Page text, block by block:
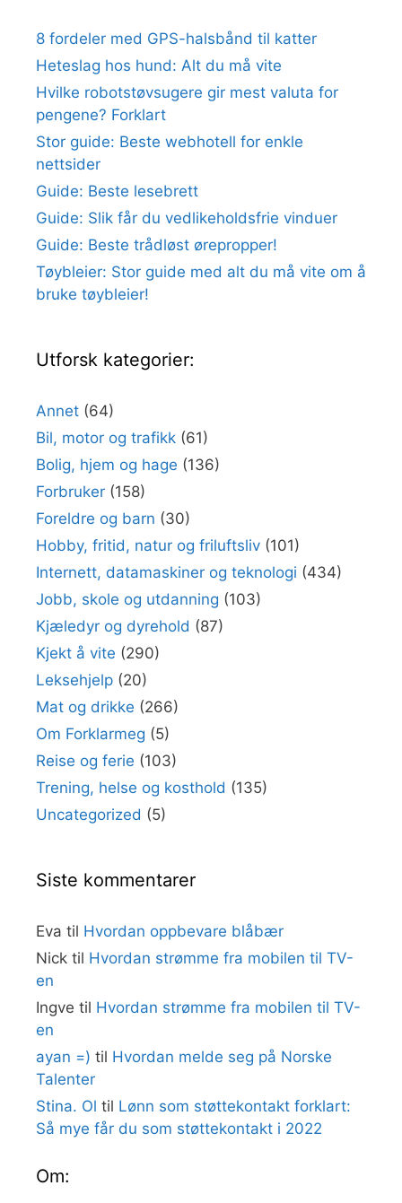
8 fordeler med GPS-halsbånd til katter
Heteslag hos hund: Alt du må vite
Hvilke robotstøvsugere gir mest valuta for
pengene? Forklart
Stor guide: Beste webhotell for enkle
nettsider
Guide: Beste lesebrett
Guide: Slik får du vedlikeholdsfrie vinduer
Guide: Beste trådløst ørepropper!
Tøybleier: Stor guide med alt du må vite om å
bruke tøybleier!
Utforsk kategorier:
Annet (64)
Bil, motor og trafikk (61)
Bolig, hjem og hage (136)
Forbruker (158)
Foreldre og barn (30)
Hobby, fritid, natur og friluftsliv (101)
Internett, datamaskiner og teknologi (434)
Jobb, skole og utdanning (103)
Kjæledyr og dyrehold (87)
Kjekt å vite (290)
Leksehjelp (20)
Mat og drikke (266)
Om Forklarmeg (5)
Reise og ferie (103)
Trening, helse og kosthold (135)
Uncategorized (5)
Siste kommentarer
Eva til Hvordan oppbevare blåbær
Nick til Hvordan strømme fra mobilen til TV-
en
Ingve til Hvordan strømme fra mobilen til TV-
en
ayan =) til Hvordan melde seg på Norske
Talenter
Stina. Ol til Lønn som støttekontakt forklart:
Så mye får du som støttekontakt i 2022
Om: